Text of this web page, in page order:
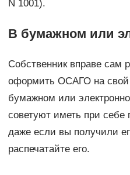
N 1001).
В бумажном или
Собственник вправе сам
оформить ОСАГО на свой
бумажном или
советуют иметь при
даже если вы получили
распечатайте его.